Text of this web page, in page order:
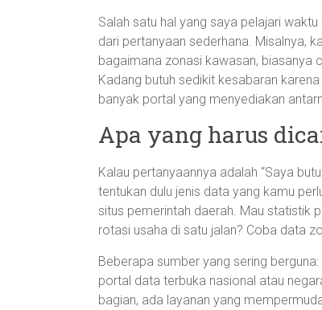
Salah satu hal yang saya pelajari
dari pertanyaan sederhana. Misalnya,
bagaimana zonasi kawasan, biasanya
Kadang butuh sedikit kesabaran
banyak portal yang menyediakan
Apa yang harus
Kalau pertanyaannya adalah “Saya
tentukan dulu jenis data yang kamu
situs pemerintah daerah. Mau statistik
rotasi usaha di satu jalan? Coba data
Beberapa sumber yang sering
portal data terbuka nasional atau
bagian, ada layanan yang